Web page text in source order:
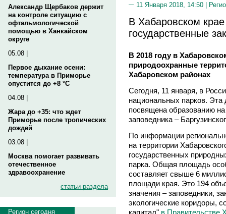
Александр Щербаков держит
на контроле ситуацию с
офтальмологической
помощью в Ханкайском
округе
05.08 |
Первое дыхание осени:
температура в Приморье
опустится до +8 °C
04.08 |
Жара до +35: что ждет
Приморье после тропических
дождей
03.08 |
Москва помогает развивать
отечественное
здравоохранение
статьи раздела
Регион сегодня
11 Января 2018, 14:50 |
В Хабаровском
государственные
В 2018 году в
природоохранные
Хабаровском районах
Сегодня, 11 января, в
национальных парков. Эта
посвящена образованию
заповедника –
По информации
на территории
государственных
парка. Общая площадь
составляет свыше 6
площади края. Это 194
значения – заповедники,
экологические коридоры,
капитал" в Правительстве